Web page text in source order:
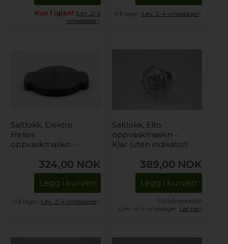
Kun 1 igjen! (Lev. 2-4
virkedager).
På lager (Lev. 2-4 virkedager).
Saltlokk, Elektro
Helios
oppvaskmaskin -
324,00 NOK
Legg i kurven
På lager (Lev. 2-4 virkedager).
Saltlokk, Elto
oppvaskmaskin -
Klar (uten indikator)
389,00 NOK
Legg i kurven
Forhåndsbestill
(Lev. 4-6 virkedager. Les her)